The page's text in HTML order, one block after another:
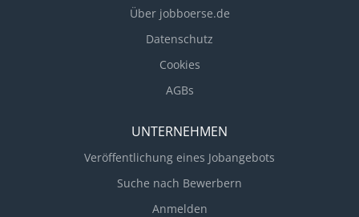
resources. Responsible for Service Line budget and
for business model that delivers top quartile
contribution margins. Defines go to market motions
Über jobboerse.de
Datenschutz
Cookies
AGBs
UNTERNEHMEN
Veröffentlichung eines Jobangebots
Suche nach Bewerbern
Anmelden